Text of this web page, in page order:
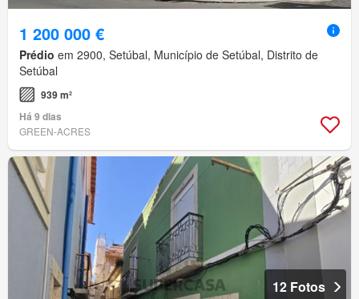
1 200 000 €
Prédio em 2900, Setúbal, Município de Setúbal, Distrito de
Setúbal
939 m²
Há 9 dias
GREEN-ACRES
12 Fotos